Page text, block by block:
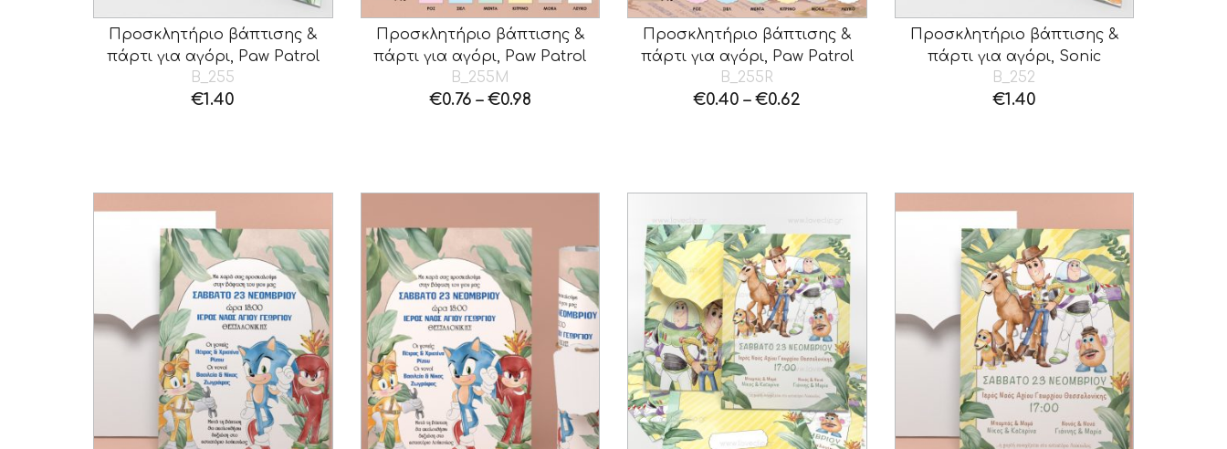
Προσκλητήριο βάπτισης &
πάρτι για αγόρι, Paw Patrol
B_255
€1.40
Προσκλητήριο βάπτισης &
πάρτι για αγόρι, Paw Patrol
B_255M
€0.76 – €0.98
Προσκλητήριο βάπτισης &
πάρτι για αγόρι, Paw Patrol
B_255R
€0.40 –€0.62
Προσκλητήριο βάπτισης &
πάρτι για αγόρι, Sonic
B_252
€1.40